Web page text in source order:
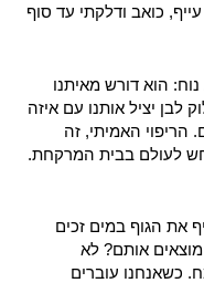
כואב ודלקתי עד סוף
הוא דורש מאיתנו
יציל אותנו עם איזה
האמיתי, זה
לעולם בבית המרקחת.
את הגוף במים זכים
אותם? לא
כשאנחנו עוברים